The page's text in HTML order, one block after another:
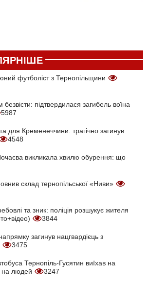
футболіст з Тернопільщини
підтвердилася загибель воїна
5987
для Кременеччини: трагічно загинув
4548
викликала хвилю обурення: що
склад тернопільської «Ниви»
та зник: поліція розшукує жителя
3844
загинув нацгвардієць з
3475
Тернопіль-Гусятин виїхав на
на людей
3247